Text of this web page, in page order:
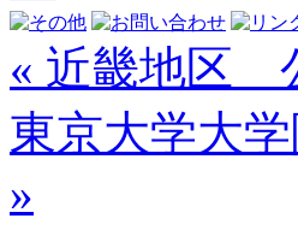
« 近畿地区
東京大学大
»